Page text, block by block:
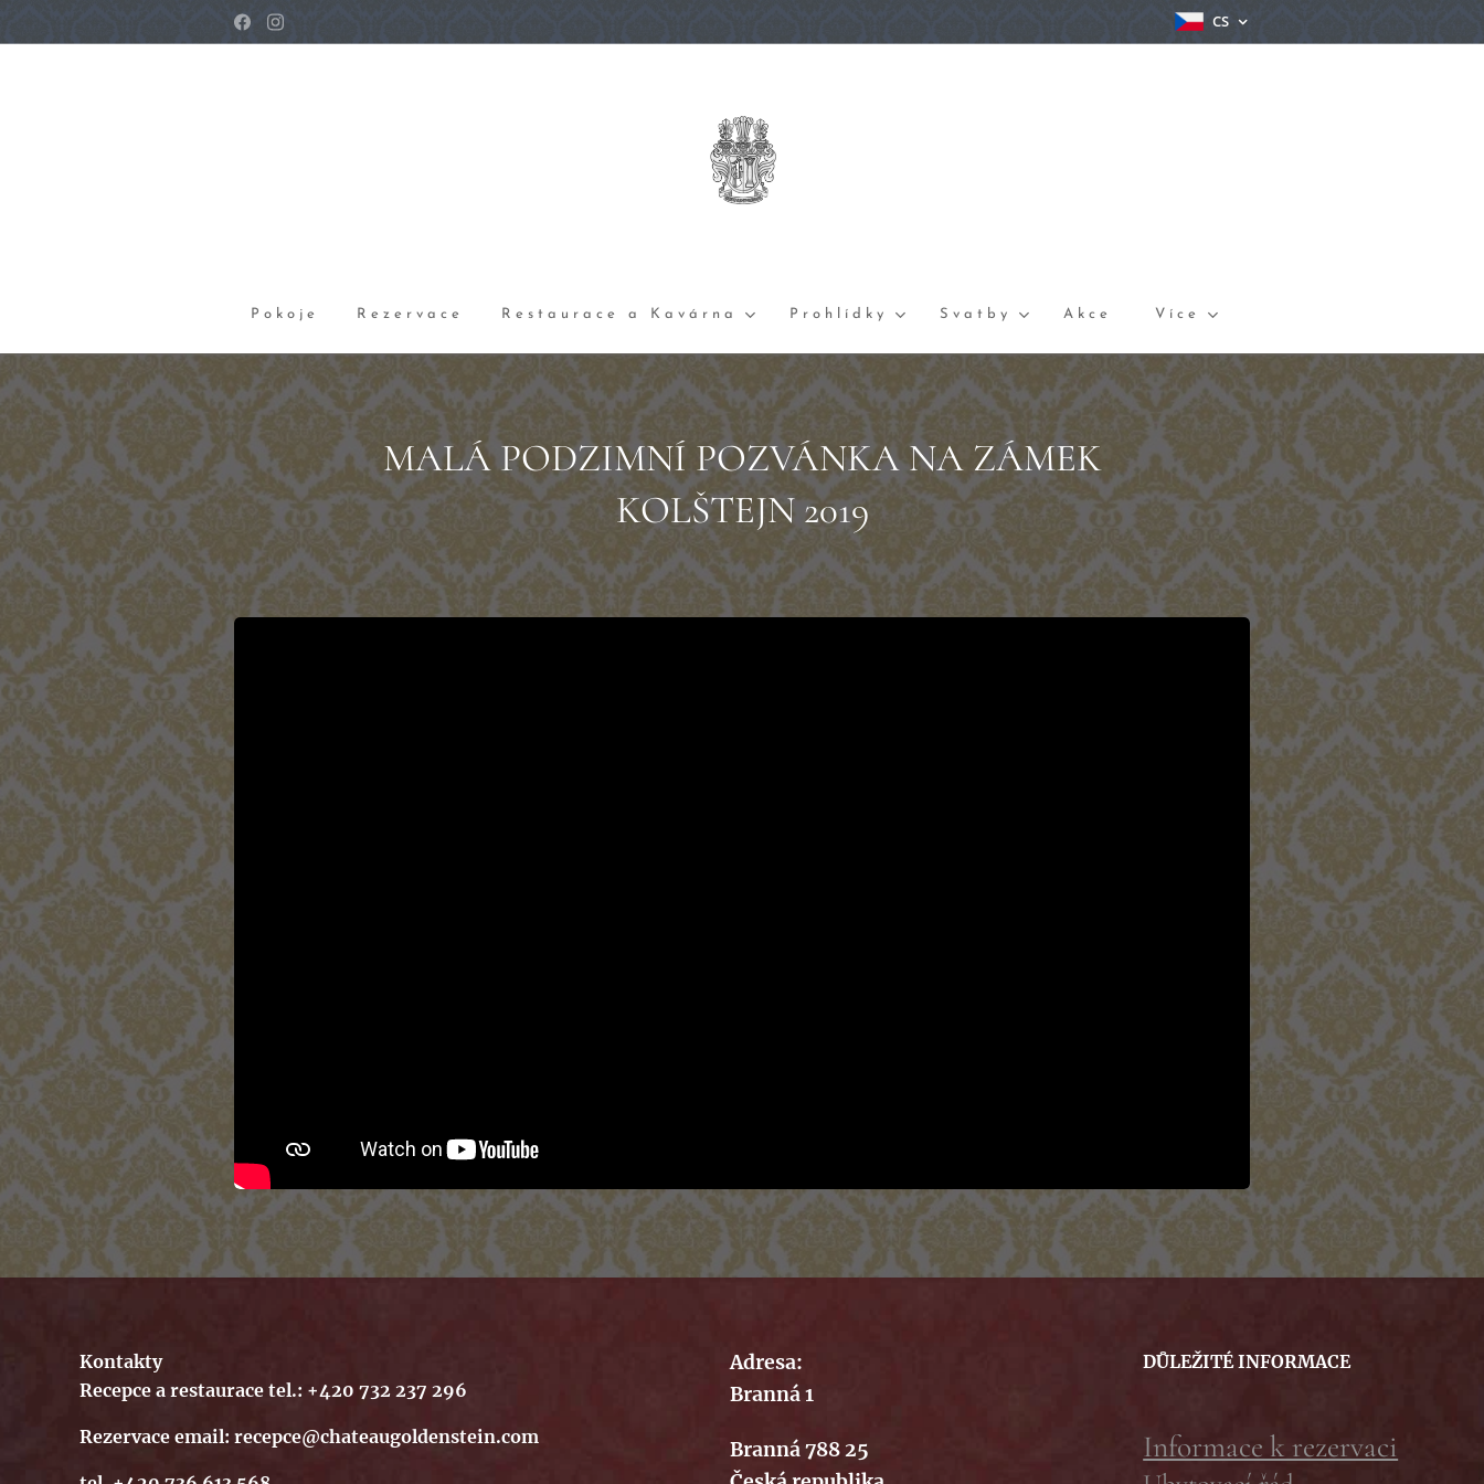
CS
Pokoje Rezervace Restaurace a Kavárna Prohlídky Svatby Akce Více
MALÁ PODZIMNÍ POZVÁNKA NA ZÁMEK
KOLŠTEJN 2019
Kontakty
Recepce a restaurace tel.: +420 732 237 296
Rezervace email: recepce@chateaugoldenstein.com
Adresa:
Branná 1
Branná 788 25
DŮLEŽITÉ INFORMACE
Informace k rezervaci